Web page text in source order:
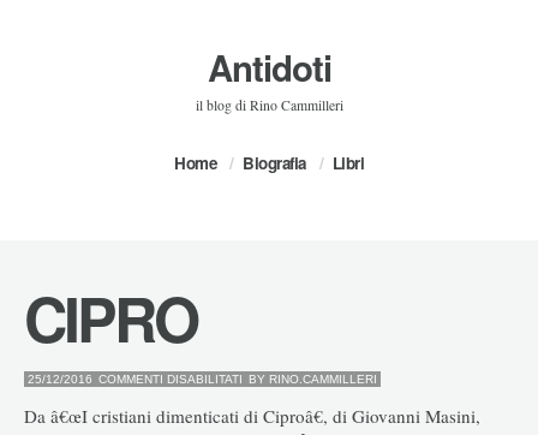
Antidoti
il blog di Rino Cammilleri
Home Biografia Libri
CIPRO
25/12/2016 COMMENTI DISABILITATI SU
BY RINO.CAMMILLERI
Da â€œI cristiani dimenticati di Ciproâ€, di Giovanni Masini,